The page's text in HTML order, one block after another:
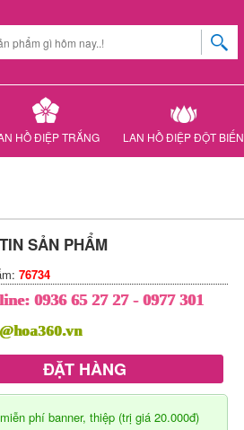
HỒ ĐIỆP TRẮNG LAN HỒ ĐIỆP ĐỘT BIẾN
SẢN PHẨM
76734
0936 65 27 27 - 0977 301
ĐẶT HÀNG
phí banner, thiệp (trị giá 20.000đ)